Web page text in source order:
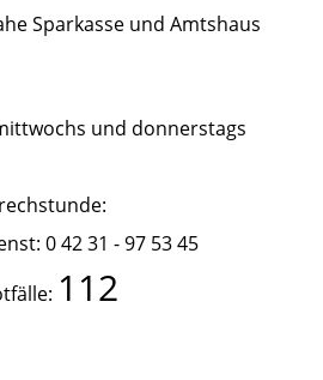
Sparkasse und Amtshaus
und donnerstags
0 42 31 - 97 53 45
112